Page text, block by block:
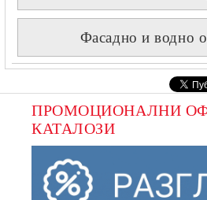
Фасадно и водно
ПРОМОЦИОНАЛНИ
КАТАЛОЗИ